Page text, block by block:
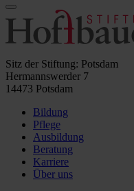
Sitz der Stiftung: Potsdam
Hermannswerder 7
14473 Potsdam
Bildung
Pflege
Ausbildung
Beratung
Karriere
Über uns